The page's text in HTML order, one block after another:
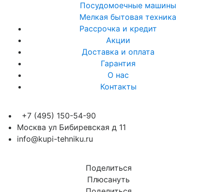
Посудомоечные машины
Мелкая бытовая техника
Рассрочка и кредит
Акции
Доставка и оплата
Гарантия
О нас
Контакты
+7 (495) 150-54-90
Москва ул Бибиревская д 11
info@kupi-tehniku.ru
Поделиться
Плюсануть